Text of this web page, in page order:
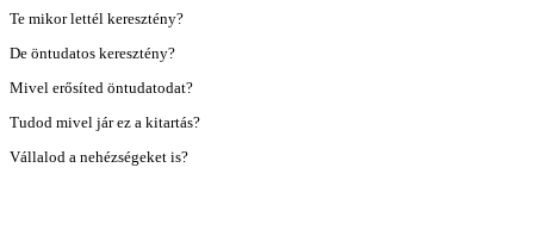
Te mikor lettél keresztény?
De öntudatos keresztény?
Mivel erősíted öntudatodat?
Tudod mivel jár ez a kitartás?
Vállalod a nehézségeket is?